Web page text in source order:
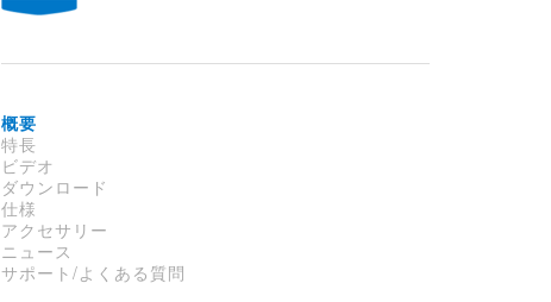
概要
特長
ビデオ
ダウンロード
仕様
アクセサリー
ニュース
サポート/よくある質問